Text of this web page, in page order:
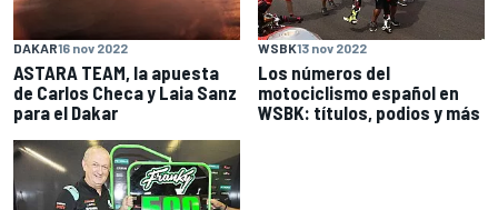
DAKAR16 nov 2022
ASTARA TEAM, la apuesta
de Carlos Checa y Laia Sanz
para el Dakar
WSBK13 nov 2022
Los números del
motociclismo español en
WSBK: títulos, podios y más